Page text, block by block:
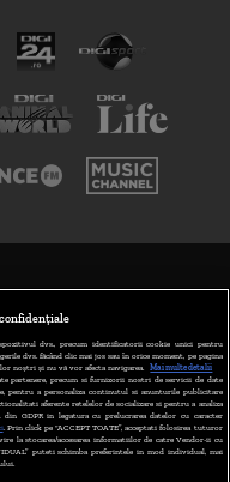
confidențiale
dvs., precum identificatorii cookie unici pentru
dvs. făcând clic mai jos sau în orice moment, pe pagina
noștri și nu vă vor afecta navigarea.
Mai multe detalii
partenere, precum si furnizorii nostri de servicii de date
pentru a personaliza continutul si anunturile publicitare
aferente retelelor de socializare si pentru a analiza
GDPR in legatura cu prelucrarea datelor cu caracter
. Prin click pe “ACCEPT TOATE”, acceptati folosirea tuturor
la stocarea/accesarea informatiilor de catre Vendor-ii cu
puteti schimba preferintele in mod individual, mai